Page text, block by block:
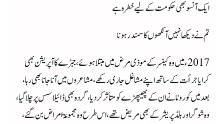
ایک آنسو بھی حکومت کے لیے خطرہ ہے
تم نے دیکھا نہیں آنکھوں کا سمندر ہونا
2017ء میں وہ کینسر کے موذی مرض میں مبتلا ہوئے ،جبڑے کا آپریشن بھی
کرایا جرأت کے ساتھ اپنے مشاغل جاری رکھے، مشاعروں میں آنا جانا بھی رہا،
بعد میں کورونا نے ان کے پھیپھڑے کو متأثر کر دیا، گردہ بھی ڈائیلاسس پر چلا گیا،
وہ شوگر اور بلڈ پریشر کے بھی مریض تھے،اس طرح وہ مجموعۃ امراض بن گئے،